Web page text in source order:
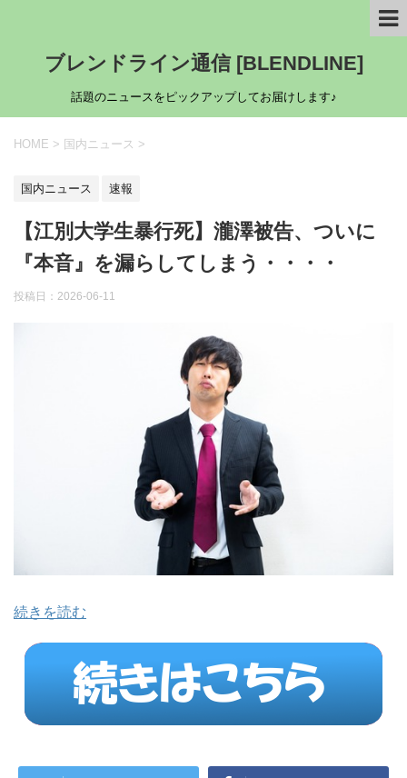
ブレンドライン通信 [BLENDLINE]
話題のニュースをピックアップしてお届けします♪
HOME > 国内ニュース >
国内ニュース 速報
【江別大学生暴行死】瀧澤被告、ついに
『本音』を漏らしてしまう・・・・
投稿日： 2026-06-11
続きを読む